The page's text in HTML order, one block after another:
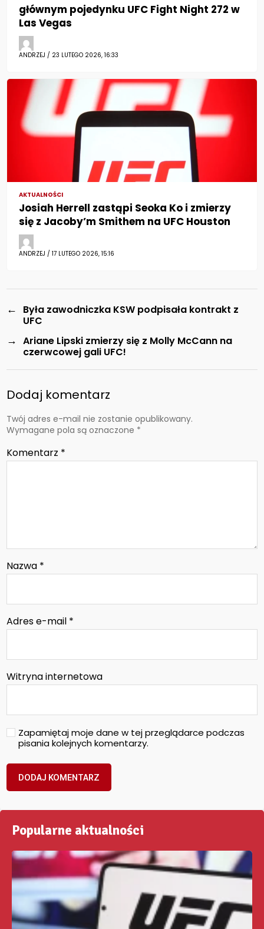
głównym pojedynku UFC Fight Night 272 w
Las Vegas
ANDRZEJ / 23 LUTEGO 2026, 16:33
AKTUALNOŚCI
Josiah Herrell zastąpi Seoka Ko i zmierzy
się z Jacoby’m Smithem na UFC Houston
ANDRZEJ / 17 LUTEGO 2026, 15:16
←
Była zawodniczka KSW podpisała kontrakt z
UFC
→ Ariane Lipski zmierzy się z Molly McCann na
czerwcowej gali UFC!
Dodaj komentarz
Twój adres e-mail nie zostanie opublikowany.
Wymagane pola są oznaczone *
Komentarz *
Nazwa *
Adres e-mail *
Witryna internetowa
Zapamiętaj moje dane w tej przeglądarce podczas
pisania kolejnych komentarzy.
Popularne aktualności